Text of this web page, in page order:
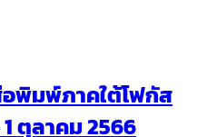
พิมพ์ภาคใต้โฟกัส
ตุลาคม 2566